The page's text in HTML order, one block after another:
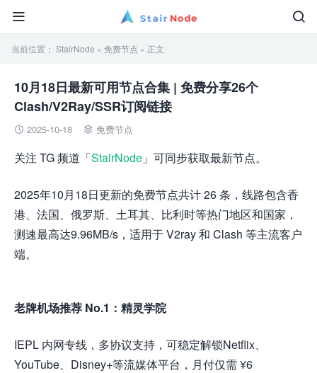


当前位置： StairNode » 免费节点 » 正文
10月18日最新可用节点合集 | 免费分享26个
Clash/V2Ray/SSR订阅链接
 2025-10-18  免费节点
关注 TG 频道「StairNode 」可同步获取最新节点。
2025年10月18日更新的免费节点共计 26 条，线路包含香
港、法国、俄罗斯、土耳其、比利时等热门地区和国家，
测速最高达9.96MB/s，适用于 V2ray 和 Clash 等主流客户
端。
老牌机场推荐 No.1：精灵学院
IEPL 内网专线，多协议支持，可稳定解锁Netflix、
YouTube、Disney+等流媒体平台，月付仅需 ¥6